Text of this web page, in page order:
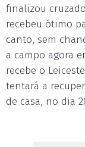
finalizou
recebeu ótimo
canto, sem
a campo agora
recebe o
tentará a
de casa, no dia